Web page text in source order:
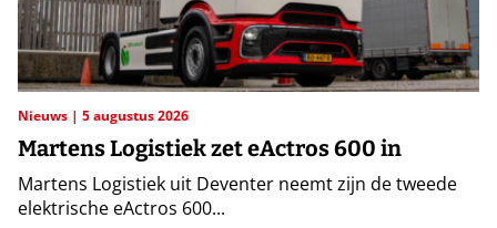
Nieuws 5 augustus 2026
Martens Logistiek zet eActros 600 in
Martens Logistiek uit Deventer neemt zijn de tweede
elektrische eActros 600...